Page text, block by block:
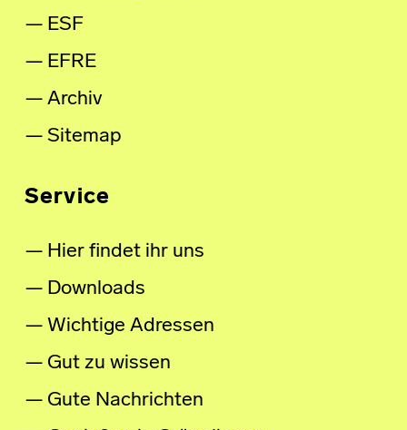
ESF
EFRE
Archiv
Sitemap
Service
Hier findet ihr uns
Downloads
Wichtige Adressen
Gut zu wissen
Gute Nachrichten